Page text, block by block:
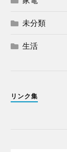
未分類
生活
リンク集